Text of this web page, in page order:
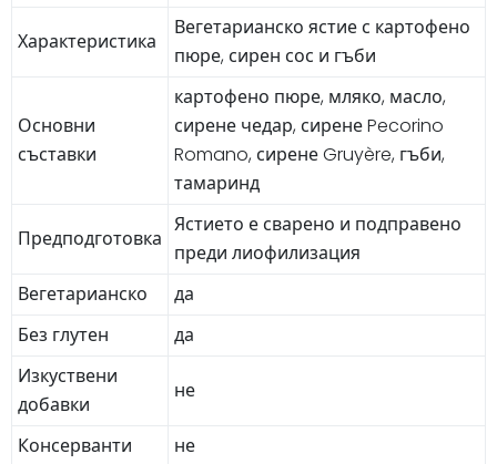
Характеристика
Вегетарианско ястие с картофено
пюре, сирен сос и гъби
Основни
съставки
картофено пюре, мляко, масло,
сирене чедар, сирене Pecorino
Romano, сирене Gruyère, гъби,
тамаринд
Предподготовка
Ястието е сварено и подправено
преди лиофилизация
Вегетарианско
да
Без глутен
да
Изкуствени
добавки
не
Консерванти
не